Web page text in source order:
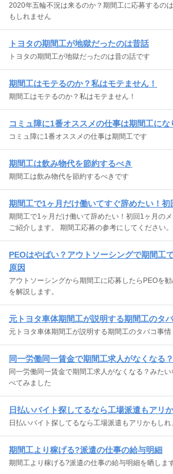
2020年五輪不況は来るのか？期間工に応募するの
もしれません
トヨタの期間工が地獄だったのは昔話
トヨタの期間工が地獄だったのは昔の話です
期間工はモテるのか？私はモテません！
期間工はモテるのか？私はモテません！
コミュ障に1番オススメの仕事は期間工にな
コミュ障に1番オススメの仕事は期間工です
期間工は飲み物代を節約するべき
期間工は飲み物代を節約するべきです
期間工で1ヶ月だけ働いてすぐ辞めたい！初
期間工で1ヶ月だけ働いて辞めたい！初回1ヶ月の
ご紹介します。 期間工応募の参考にしてください。
PEOはやばい？アウトソーシングで期間工
原因
アウトソーシングから期間工に応募したらPEOを
を解説します。
元トヨタ車体期間工が説明する期間工のタ
元トヨタ車体期間工が説明する期間工のタバコ事情
同一労働同一賃金で期間工求人がなくなる？
同一労働同一賃金で期間工求人がなくなる？みた
べてみました
日払いバイト探してるなら工場派遣もアリ
日払いバイト探してるなら工場派遣もアリかもしれ
期間工より稼げる?派遣の仕事の給与明細
期間工より稼げる?派遣の仕事の給与明細を晒しま